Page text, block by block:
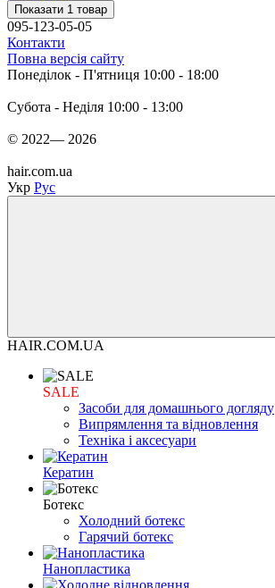
Показати 1 товар
095-123-05-05
Контакти
Повна версія сайту
Понеділок - П'ятниця 10:00 - 18:00
Субота - Неділя 10:00 - 13:00
© 2022— 2026
hair.com.ua
Укр Рус
HAIR.COM.UA
SALE
Засоби для домашнього догляду
Випрямлення та відновлення
Техніка і аксесуари
Кератин
Ботекс
Холодний ботекс
Гарячий ботекс
Нанопластика